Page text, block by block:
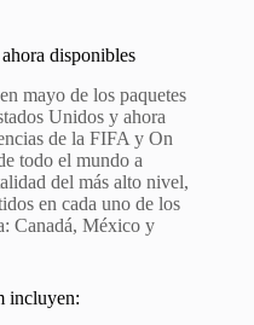
disponibles
mayo de los paquetes
Unidos y ahora
de la FIFA y On
todo el mundo a
del más alto nivel,
en cada uno de los
Canadá, México y
incluyen: